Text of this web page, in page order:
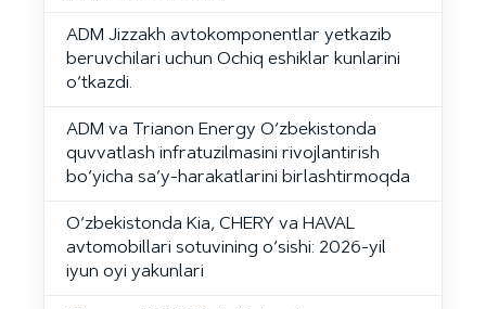
ADM Jizzakh avtokomponentlar yetkazib
beruvchilari uchun Ochiq eshiklar kunlarini
o‘tkazdi.
ADM va Trianon Energy O‘zbekistonda
quvvatlash infratuzilmasini rivojlantirish
bo‘yicha sa’y-harakatlarini birlashtirmoqda
O‘zbekistonda Kia, CHERY va HAVAL
avtomobillari sotuvining o‘sishi: 2026-yil
iyun oyi yakunlari